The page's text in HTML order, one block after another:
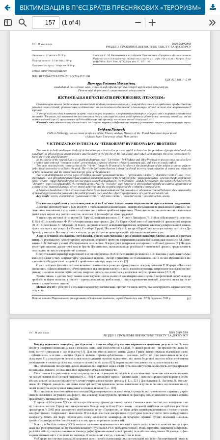
ВІКТИМІЗАЦІЯ В П’ЄСІ БРАТІВ ПРЕСНЯКОВИХ «ТЕРОРИЗМ»